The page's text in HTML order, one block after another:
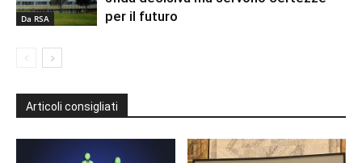
Da RSA
per il futuro
Articoli consigliati